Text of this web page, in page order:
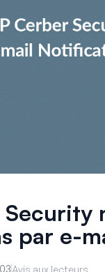
par e-
Avis aux lecteurs